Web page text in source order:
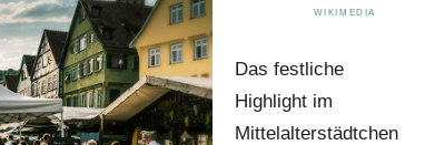
WIKIMEDIA
Das festliche
Highlight im
Mittelalterstädtchen